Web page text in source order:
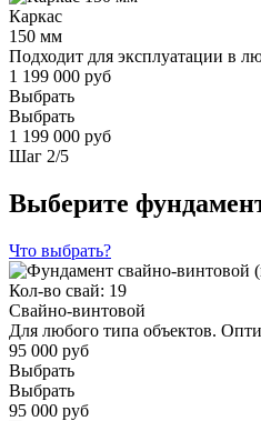
Каркас
150 мм
Подходит для эксплуатации в
1 199 000 руб
Выбрать
Выбрать
1 199 000 руб
Шаг 2/5
Выберите
Что выбрать?
Кол-во свай: 19
Свайно-винтовой
Для любого типа объектов.
95 000 руб
Выбрать
Выбрать
95 000 руб